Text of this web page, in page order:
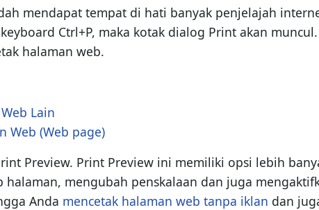
mendapat tempat di hati banyak penjelajah
Ctrl+P, maka kotak dialog Print akan
halaman web.
Lain
Web (Web page)
Preview. Print Preview ini memiliki opsi lebih
halaman, mengubah penskalaan dan juga
Anda mencetak halaman web tanpa iklan dan